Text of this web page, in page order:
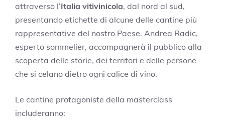
attraverso l’Italia vitivinicola, dal nord al sud,
presentando etichette di alcune delle cantine più
rappresentative del nostro Paese. Andrea Radic,
esperto sommelier, accompagnerà il pubblico alla
scoperta delle storie, dei territori e delle persone
che si celano dietro ogni calice di vino.
Le cantine protagoniste della masterclass
includeranno: